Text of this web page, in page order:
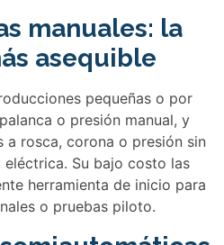
manuales: la
asequible
pequeñas o por
o presión manual, y
a rosca, corona o presión sin
eléctrica. Su bajo costo las
herramienta de inicio para
o pruebas piloto.